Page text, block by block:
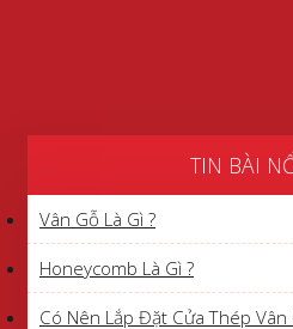
TIN BÀI
Vân Gỗ Là Gì ?
Honeycomb Là Gì ?
Có Nên Lắp Đặt Cửa Thép Vân